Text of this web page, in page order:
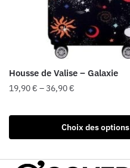
Housse de Valise – Galaxie
19,90€ –36,90€
Choix des options